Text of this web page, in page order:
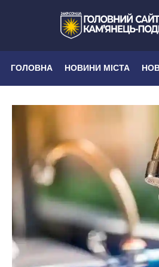
ГОЛОВНА НОВИНИ МІСТА